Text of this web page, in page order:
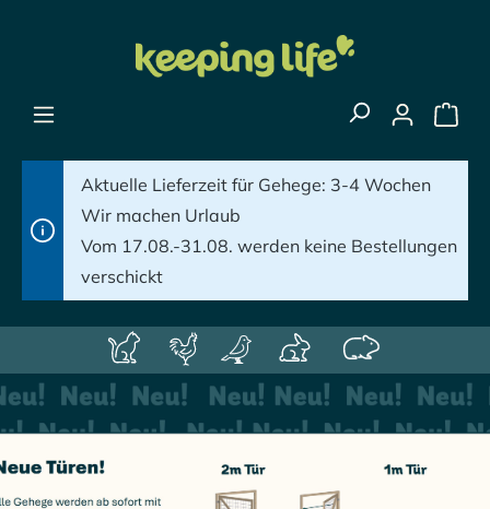
Aktuelle Lieferzeit für Gehege: 3-4 Wochen
Wir machen Urlaub
Vom 17.08.-31.08. werden keine Bestellungen
verschickt